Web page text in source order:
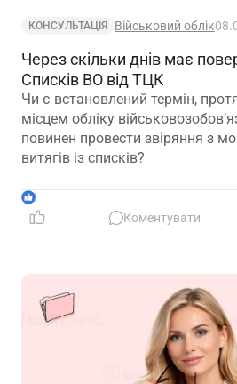
КОНСУЛЬТАЦІЯ Військовий облік
Через скільки днів має
Списків ВО від ТЦК
Чи є встановлений термін,
місцем обліку
повинен провести звіряння з
витягів із списків?
3
Коментувати